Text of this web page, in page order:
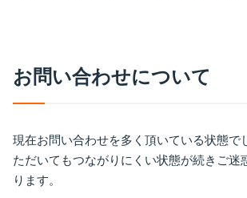
お問い合わせについて
現在お問い合わせを多く頂いている状態で
ただいてもつながりにくい状態が続きご迷
ります。